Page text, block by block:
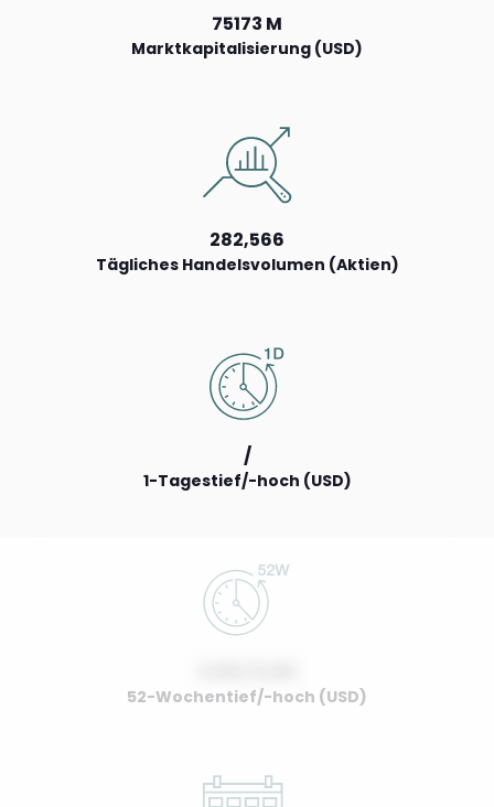
75173 M
Marktkapitalisierung (USD)
282,566
Tägliches Handelsvolumen (Aktien)
/
1-Tagestief/-hoch (USD)
52-Wochentief/-hoch (USD)